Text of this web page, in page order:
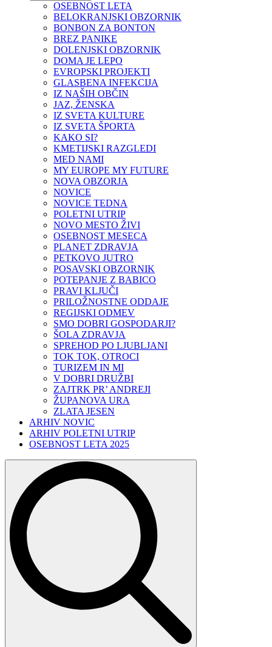
OSEBNOST LETA
BELOKRANJSKI OBZORNIK
BONBON ZA BONTON
BREZ PANIKE
DOLENJSKI OBZORNIK
DOMA JE LEPO
EVROPSKI PROJEKTI
GLASBENA INFEKCIJA
IZ NAŠIH OBČIN
JAZ, ŽENSKA
IZ SVETA KULTURE
IZ SVETA ŠPORTA
KAKO SI?
KMETIJSKI RAZGLEDI
MED NAMI
MY EUROPE MY FUTURE
NOVA OBZORJA
NOVICE
NOVICE TEDNA
POLETNI UTRIP
NOVO MESTO ŽIVI
OSEBNOST MESECA
PLANET ZDRAVJA
PETKOVO JUTRO
POSAVSKI OBZORNIK
POTEPANJE Z BABICO
PRAVI KLJUČI
PRILOŽNOSTNE ODDAJE
REGIJSKI ODMEV
SMO DOBRI GOSPODARJI?
ŠOLA ZDRAVJA
SPREHOD PO LJUBLJANI
TOK TOK, OTROCI
TURIZEM IN MI
V DOBRI DRUŽBI
ZAJTRK PR’ ANDREJI
ŽUPANOVA URA
ZLATA JESEN
ARHIV NOVIC
ARHIV POLETNI UTRIP
OSEBNOST LETA 2025